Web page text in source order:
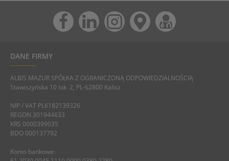
DANE FIRMY
ALBIS MAZUR SPÓŁKA Z OGRANICZONĄ ODPOWIEDZIALNOŚCIĄ
Stawiszyńska 10 lok. 2, PL-62800 Kalisz
NIP / VAT PL6182139326
REGON 301944633
KRS 0000399035
BDO 000137792
Konto bankowe: